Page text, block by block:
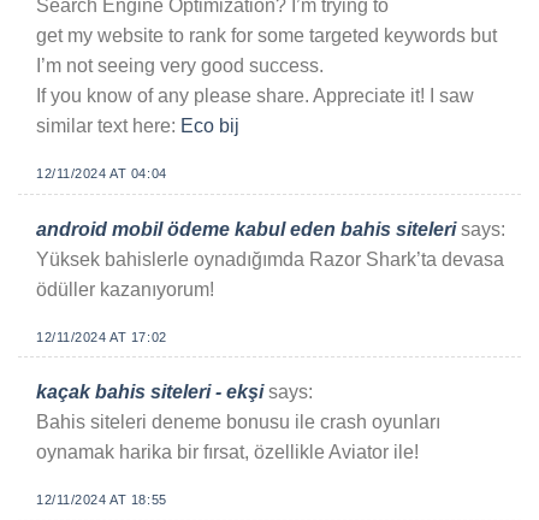
Search Engine Optimization? I’m trying to
get my website to rank for some targeted keywords but
I’m not seeing very good success.
If you know of any please share. Appreciate it! I saw
similar text here: Eco bij
12/11/2024 AT 04:04
android mobil ödeme kabul eden bahis siteleri says:
Yüksek bahislerle oynadığımda Razor Shark’ta devasa
ödüller kazanıyorum!
12/11/2024 AT 17:02
kaçak bahis siteleri - ekşi says:
Bahis siteleri deneme bonusu ile crash oyunları
oynamak harika bir fırsat, özellikle Aviator ile!
12/11/2024 AT 18:55